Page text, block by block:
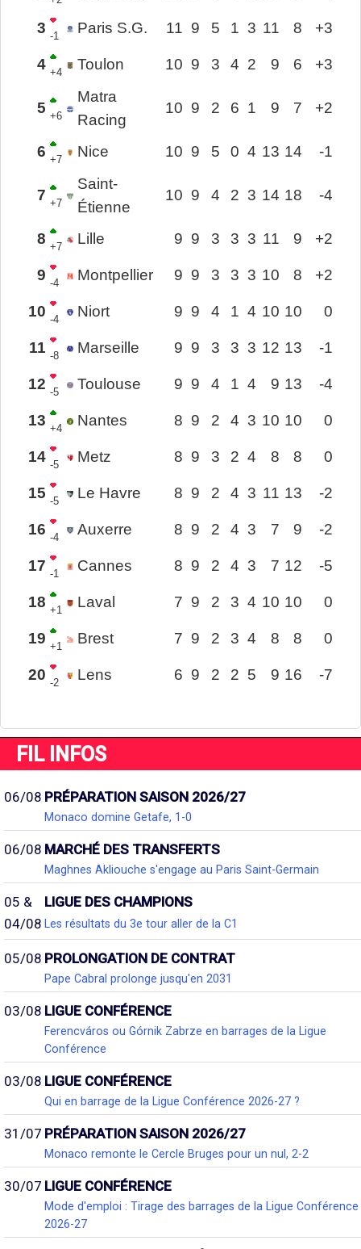
3 -1 Paris S.G. 11 9 5 1 3 11 8 +3
4 +4 Toulon 10 9 3 4 2 9 6 +3
5 +6
Matra
Racing
10 9 2 6 1 9 7 +2
6 +7 Nice 10 9 5 0 4 13 14 -1
7 +7
Saint-
Étienne
10 9 4 2 3 14 18 -4
8 +7 Lille 9 9 3 3 3 11 9 +2
9 -4 Montpellier 9 9 3 3 3 10 8 +2
10 -4 Niort 9 9 4 1 4 10 10 0
11 -8 Marseille 9 9 3 3 3 12 13 -1
12 -5 Toulouse 9 9 4 1 4 9 13 -4
13 +4 Nantes 8 9 2 4 3 10 10 0
14 -5 Metz 8 9 3 2 4 8 8 0
15 -5 Le Havre 8 9 2 4 3 11 13 -2
16 -4 Auxerre 8 9 2 4 3 7 9 -2
17 -1 Cannes 8 9 2 4 3 7 12 -5
18 +1 Laval 7 9 2 3 4 10 10 0
19 +1 Brest 7 9 2 3 4 8 8 0
20 -2 Lens 6 9 2 2 5 9 16 -7
FIL INFOS
06/08 PRÉPARATION SAISON 2026/27
Monaco domine Getafe, 1-0
06/08 MARCHÉ DES TRANSFERTS
Maghnes Akliouche s'engage au Paris Saint-Germain
05 &
04/08
LIGUE DES CHAMPIONS
Les résultats du 3e tour aller de la C1
05/08 PROLONGATION DE CONTRAT
Pape Cabral prolonge jusqu'en 2031
03/08 LIGUE CONFÉRENCE
Ferencváros ou Górnik Zabrze en barrages de la Ligue
Conférence
03/08 LIGUE CONFÉRENCE
Qui en barrage de la Ligue Conférence 2026-27 ?
31/07 PRÉPARATION SAISON 2026/27
Monaco remonte le Cercle Bruges pour un nul, 2-2
30/07 LIGUE CONFÉRENCE
Mode d'emploi : Tirage des barrages de la Ligue Conférence
2026-27